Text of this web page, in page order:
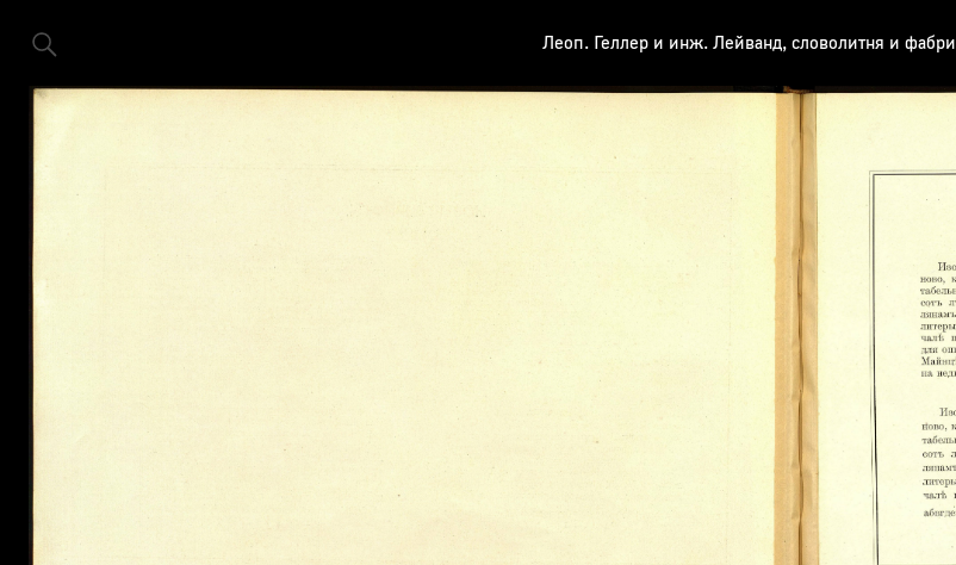
Леоп. Геллер и инж. Лейванд, словолитня и